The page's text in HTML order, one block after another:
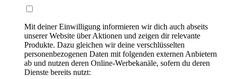
Mit deiner Einwilligung informieren wir dich auch abseits
unserer Website über Aktionen und zeigen dir relevante
Produkte. Dazu gleichen wir deine verschlüsselten
personenbezogenen Daten mit folgenden externen Anbietern
ab und nutzen deren Online-Werbekanäle, sofern du deren
Dienste bereits nutzt: